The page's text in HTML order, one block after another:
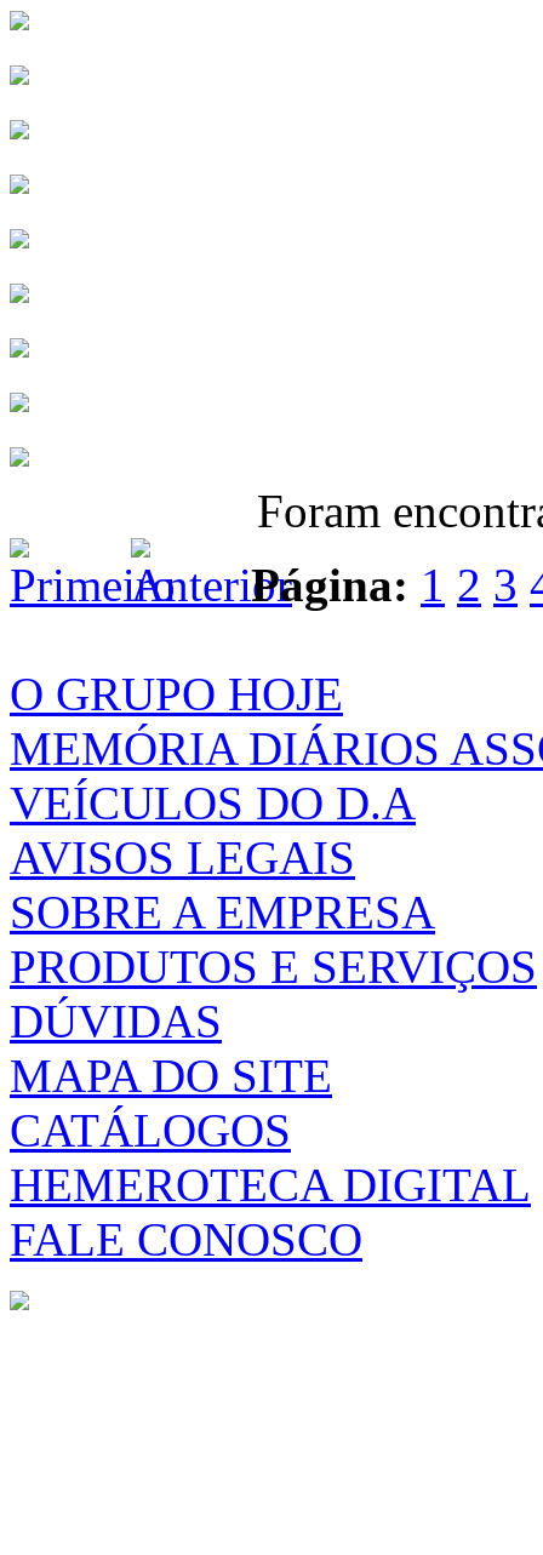
Foram
Página: 1 2 3
O GRUPO HOJE
MEMÓRIA DIÁRIOS
VEÍCULOS DO D.A
AVISOS LEGAIS
SOBRE A EMPRESA
PRODUTOS E SERVIÇOS
DÚVIDAS
MAPA DO SITE
CATÁLOGOS
HEMEROTECA DIGITAL
FALE CONOSCO